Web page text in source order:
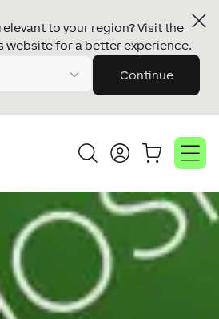
to your region? Visit the
website for a better experience.
Continue